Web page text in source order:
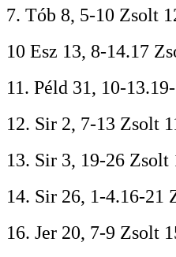
7. Tób 8, 5-10 Zsolt
10 Esz 13, 8-14.17
11. Péld 31, 10-
12. Sir 2, 7-13 Zsolt
13. Sir 3, 19-26 Zsolt
14. Sir 26, 1-4.16-21
16. Jer 20, 7-9 Zsolt